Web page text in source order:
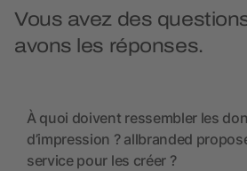
Vous avez des
avons les réponses.
À quoi doivent ressembler les
d’impression ? allbranded
service pour les créer ?